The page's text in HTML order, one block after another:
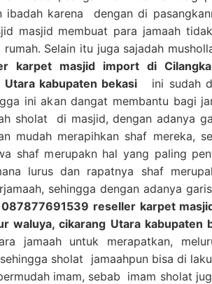
ibadah karena dengan di
masjid membuat para jamaah
rumah. Selain itu juga sajadah
karpet masjid import di
kabupaten bekasiini sudah di
ini akan dangat membantu bagi
sholat di masjid, dengan adanya
mudah merapihkan shaf mereka,
shaf merupakn hal yang paling
lurus dan rapatnya shaf
sehingga dengan adanya
087877691539 reseller karpet
waluya, cikarang Utara kabupaten
jamaah untuk merapatkan,
sholat jamaahpun bisa di
imam, sebab imam sholat